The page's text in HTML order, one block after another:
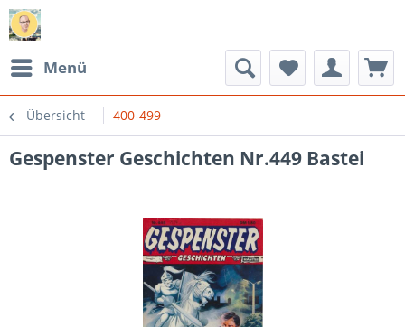
Menü
Übersicht 400-499
Gespenster Geschichten Nr.449 Bastei